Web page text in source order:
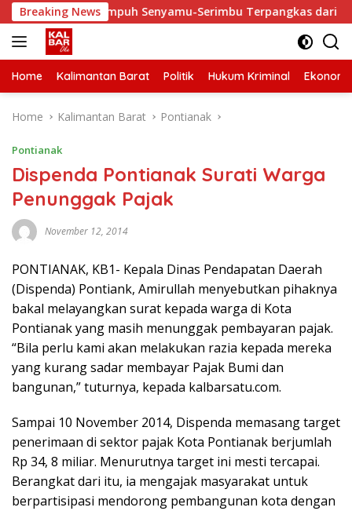
Skip
to
content
Breaking News
Tempuh Senyamu-Serimbu Terpangkas dari 2 Jam Jadi
Home Kalimantan Barat Politik Hukum Kriminal Ekonomi
Home Kalimantan Barat Pontianak
Pontianak
Dispenda Pontianak Surati Warga
Penunggak Pajak
November 12, 2014
PONTIANAK, KB1- Kepala Dinas Pendapatan Daerah
(Dispenda) Pontiank, Amirullah menyebutkan pihaknya
bakal melayangkan surat kepada warga di Kota
Pontianak yang masih menunggak pembayaran pajak.
“Bila perlu kami akan melakukan razia kepada mereka
yang kurang sadar membayar Pajak Bumi dan
bangunan,” tuturnya, kepada kalbarsatu.com.
Sampai 10 November 2014, Dispenda memasang target
penerimaan di sektor pajak Kota Pontianak berjumlah
Rp 34, 8 miliar. Menurutnya target ini mesti tercapai.
Berangkat dari itu, ia mengajak masyarakat untuk
berpartisipasi mendorong pembangunan kota dengan